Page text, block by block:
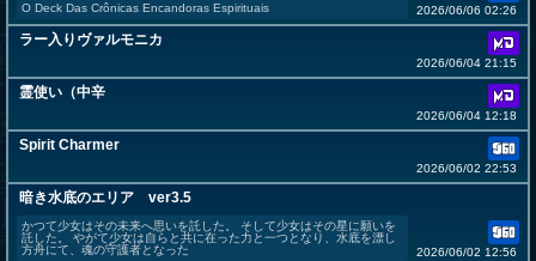
O Deck Das Crônicas Encandoras Espirituais 2026/06/06 02:26
ラー入りヴァルモニカ
2026/06/04 21:15
霊使い（中辛
2026/06/04 12:18
Spirit Charmer
2026/06/02 22:53
暗き水底のエリア ver3.5
かつて少女はその未来へ思いを託した。 そして少女はその星に願いを
託した。 やがて少女は自らと共に在った力と一つとなり、水底を漂し
方舟にて、魂の守護者となった
2026/06/02 12:56